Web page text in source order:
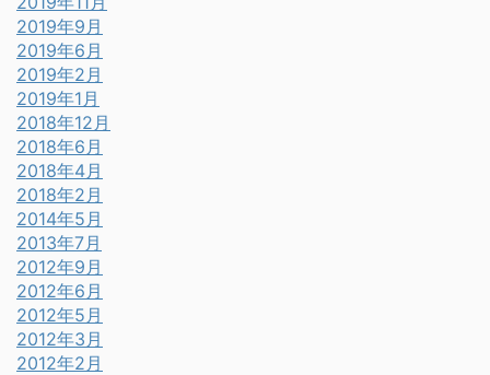
2019年9月
2019年6月
2019年2月
2019年1月
2018年12月
2018年6月
2018年4月
2018年2月
2014年5月
2013年7月
2012年9月
2012年6月
2012年5月
2012年3月
2012年2月